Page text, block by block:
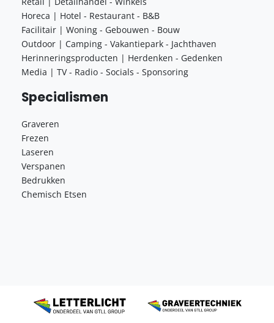
Horeca | Hotel - Restaurant - B&B
Facilitair | Woning - Gebouwen - Bouw
Outdoor | Camping - Vakantiepark - Jachthaven
Herinneringsproducten | Herdenken - Gedenken
Media | TV - Radio - Socials - Sponsoring
Specialismen
Graveren
Frezen
Laseren
Verspanen
Bedrukken
Chemisch Etsen